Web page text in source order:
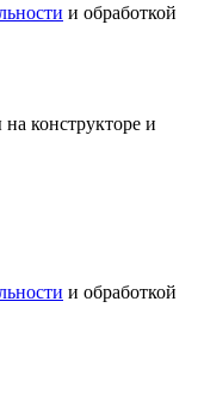
и обработкой
конструкторе и
и обработкой